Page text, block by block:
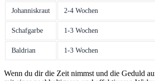
Johanniskraut 2-4 Wochen
Schafgarbe 1-3⁢ Wochen
Baldrian 1-3 Wochen
Wenn du dir die Zeit nimmst und ⁣die Geduld